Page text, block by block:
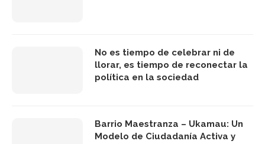
No es tiempo de celebrar ni de
llorar, es tiempo de reconectar la
política en la sociedad
Barrio Maestranza – Ukamau: Un
Modelo de Ciudadanía Activa y